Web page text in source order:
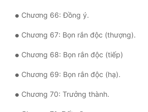
Chương 66: Đồng ý.
Chương 67: Bọn rắn độc (thượng).
Chương 68: Bọn rắn độc (tiếp)
Chương 69: Bọn rắn độc (hạ).
Chương 70: Trưởng thành.